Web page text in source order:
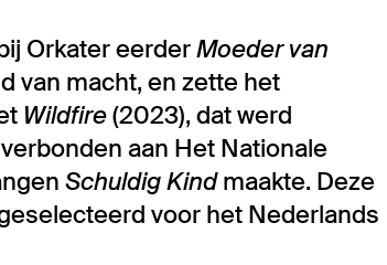
Orkater eerderMoeder van
van macht, en zette het
Wildfire(2023), dat werd
aan Het Nationale
Schuldig Kindmaakte. Deze
voor het Nederlands